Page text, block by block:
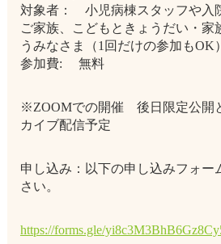
対象者： 小児病棟スタッフや入
ご家族、こどもときょうだい・家
うみなさま（1回だけの参加もOK）
参加費: 無料
※ZOOMでの開催 後日限定公開
カイブ配信予定
申し込み：以下の申し込みフォー
さい。
https://forms.gle/